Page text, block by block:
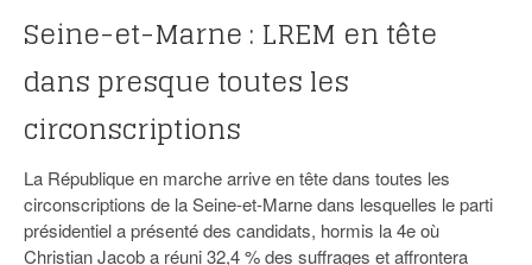
Seine-et-Marne : LREM en tête
dans presque toutes les
circonscriptions
La République en marche arrive en tête dans toutes les
circonscriptions de la Seine-et-Marne dans lesquelles le parti
présidentiel a présenté des candidats, hormis la 4e où
Christian Jacob a réuni 32,4 % des suffrages et affrontera